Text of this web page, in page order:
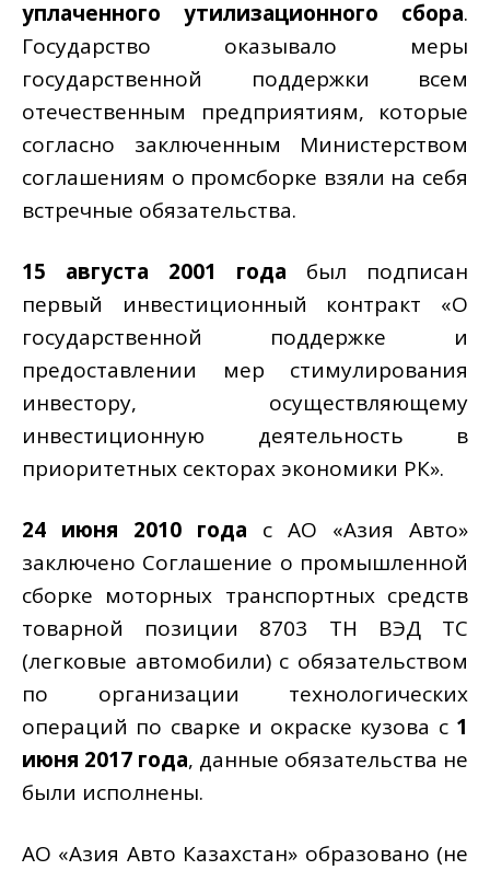
уплаченного утилизационного сбора.
Государство оказывало меры
государственной поддержки всем
отечественным предприятиям, которые
согласно заключенным Министерством
соглашениям о промсборке взяли на себя
встречные обязательства.
15 августа 2001 года был подписан
первый инвестиционный контракт «О
государственной поддержке и
предоставлении мер стимулирования
инвестору, осуществляющему
инвестиционную деятельность в
приоритетных секторах экономики РК».
24 июня 2010 года с АО «Азия Авто»
заключено Соглашение о промышленной
сборке моторных транспортных средств
товарной позиции 8703 ТН ВЭД ТС
(легковые автомобили) с обязательством
по организации технологических
операций по сварке и окраске кузова с 1
июня 2017 года, данные обязательства не
были исполнены.
АО «Азия Авто Казахстан» образовано (не